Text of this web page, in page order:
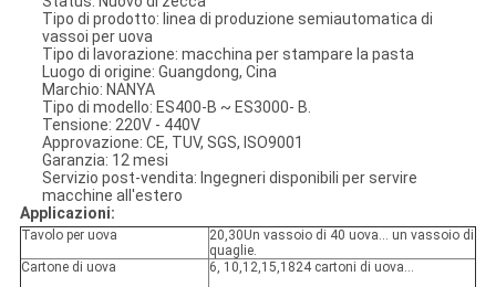
Tipo di prodotto: linea di produzione semiautomatica di
vassoi per uova
Tipo di lavorazione: macchina per stampare la pasta
Luogo di origine: Guangdong, Cina
Marchio: NANYA
Tipo di modello: ES400-B ~ ES3000- B.
Tensione: 220V - 440V
Approvazione: CE, TUV, SGS, ISO9001
Garanzia: 12 mesi
Servizio post-vendita: Ingegneri disponibili per servire
macchine all'estero
Applicazioni:
Tavolo per uova
20,30Un vassoio di 40 uova... un vassoio di
quaglie.
Cartone di uova
6, 10,12,15,1824 cartoni di uova...